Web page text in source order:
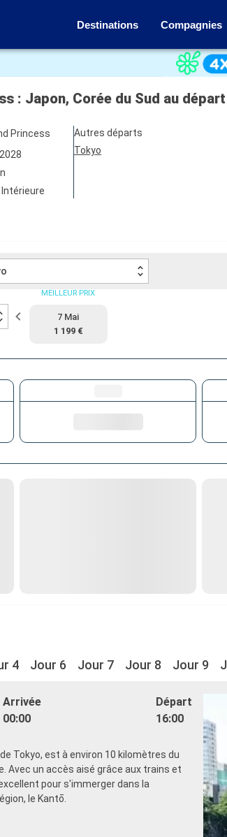
Destinations Compagnies
: Japon, Corée du Sud au
Princess
Intérieure
Autres départs
Tokyo
MEILLEUR PRIX
7 Mai
1 199 €
4 Jour 6 Jour 7 Jour 8 Jour 9
Arrivée
00:00
Départ
16:00
Tokyo, est à environ 10 kilomètres du
Avec un accès aisé grâce aux trains et
pour s'immerger dans la
le Kantō.